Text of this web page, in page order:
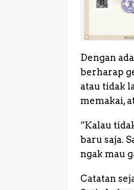
Dengan
berharap
atau tidak
memakai,
“Kalau
baru saja.
ngak mau
Catatan